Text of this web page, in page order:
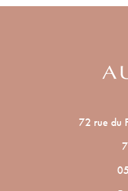
72 rue du